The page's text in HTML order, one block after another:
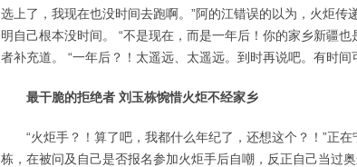
选上了，我现在也没时间去跑啊。”阿的江错误的以为，火炬传
明自己根本没时间。 “不是现在，而是一年后！你的家乡新疆也
者补充道。 “一年后？！太遥远、太遥远。到时再说吧。有时间
最干脆的拒绝者 刘玉栋惋惜火炬不经家乡
“火炬手？！算了吧，我都什么年纪了，还想这个？！”正在
栋，在被问及自己是否报名参加火炬手后自嘲，反正自己当过